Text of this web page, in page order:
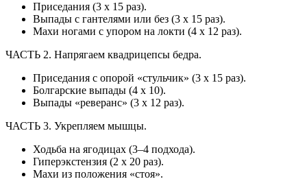
Приседания (3 х 15 раз).
Выпады с гантелями или без (3 х 15 раз).
Махи ногами с упором на локти (4 х 12 раз).
ЧАСТЬ 2. Напрягаем квадрицепсы бедра.
Приседания с опорой «стульчик» (3 х 15 раз).
Болгарские выпады (4 х 10).
Выпады «реверанс» (3 х 12 раз).
ЧАСТЬ 3. Укрепляем мышцы.
Ходьба на ягодицах (3–4 подхода).
Гиперэкстензия (2 х 20 раз).
Махи из положения «стоя».